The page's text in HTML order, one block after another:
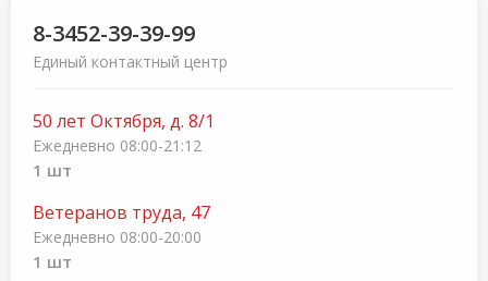
8-3452-39-39-99
Единый контактный центр
50 лет Октября, д. 8/1
Ежедневно 08:00-21:12
1 шт
Ветеранов труда, 47
Ежедневно 08:00-20:00
1 шт